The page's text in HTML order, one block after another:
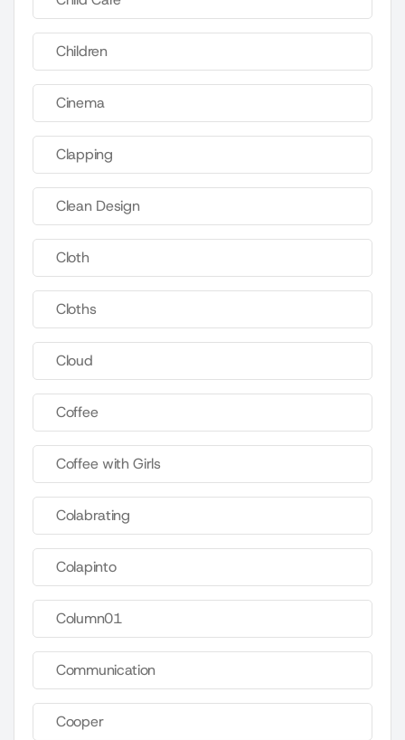
Children
Cinema
Clapping
Clean Design
Cloth
Cloths
Cloud
Coffee
Coffee with Girls
Colabrating
Colapinto
Column01
Communication
Cooper